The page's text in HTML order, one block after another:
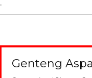
Genteng Aspal